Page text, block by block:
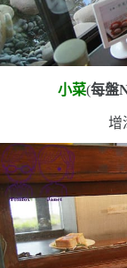
小菜(每盤
增